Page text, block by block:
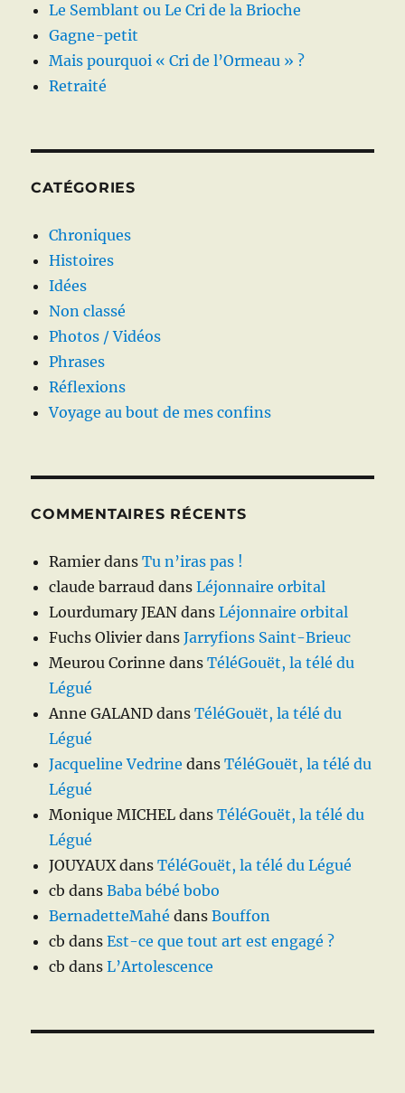
Le Semblant ou Le Cri de la Brioche
Gagne-petit
Mais pourquoi « Cri de l’Ormeau » ?
Retraité
CATÉGORIES
Chroniques
Histoires
Idées
Non classé
Photos / Vidéos
Phrases
Réflexions
Voyage au bout de mes confins
COMMENTAIRES RÉCENTS
Ramier dansTu n’iras pas !
claude barraud dansLéjonnaire orbital
Lourdumary JEAN dansLéjonnaire orbital
Fuchs Olivier dansJarryfions Saint-Brieuc
Meurou Corinne dansTéléGouët, la télé du
Légué
Anne GALAND dansTéléGouët, la télé du
Légué
Jacqueline Vedrine dansTéléGouët, la télé du
Légué
Monique MICHEL dansTéléGouët, la télé du
Légué
JOUYAUXdansTéléGouët, la télé du Légué
cb dansBaba bébé bobo
BernadetteMahé dansBouffon
cb dansEst-ce que tout art est engagé ?
cb dansL’Artolescence